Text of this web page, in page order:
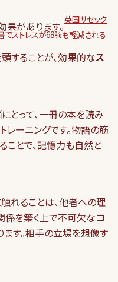
果があります。英国サセック
ストレスが68%も軽減される
することが、効果的なス
とって、一冊の本を読み
ーニングです。物語の筋
ことで、記憶力も自然と
れることは、他者への理
係を築く上で不可欠なコ
ます。相手の立場を想像す